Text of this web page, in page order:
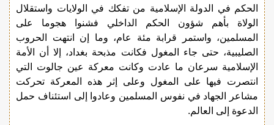
الحكم في الدولة الإسلامية من تفكك في الولايات واستقلال
الولاة بأهم شؤون الحكم الداخلي فشنوا هجوما على
المسلمين، واستمر قرابة مئة عام، وما إن انتهت الحروب
الصليبية، حتى جاء المغول فكانت مذبحة بغداد، إلا أن الأمة
الإسلامية سرعان ما عادت وكانت معركة عين جالوت التي
انتصرت فيها على المغول وعلى إثر هذه المعركة تحركت
مشاعر الجهاد في نفوس المسلمين وعادوا إلى استئناف حمل
الدعوة إلى العالم.